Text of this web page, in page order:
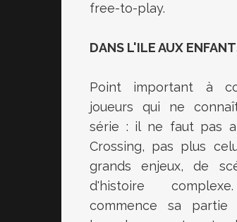
free-to-play.
DANS L'ILE AUX
Point important à
joueurs qui ne
série : il ne faut pas
Crossing, pas plus
grands enjeux, de
d'histoire
commence sa partie